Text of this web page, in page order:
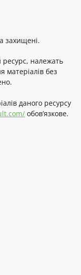
захищені.
ресурс, належать
матеріалів без
даного ресурсу
обов’язкове.